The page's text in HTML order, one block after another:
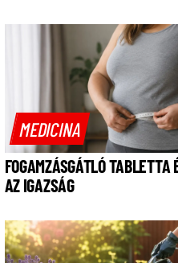
MEDICINA
FOGAMZÁSGÁTLÓ
AZ IGAZSÁG